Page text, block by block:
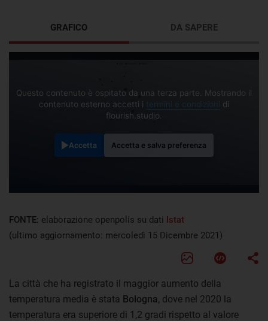
GRAFICO
Questo contenuto è ospitato da una terza parte. Mostrando il
contenuto esterno accetti i termini e condizioni di
flourish.studio.
Accetta Accetta e salva preferenza
DA SAPERE
FONTE: elaborazione openpolis su dati Istat
(ultimo aggiornamento: mercoledì 15 Dicembre 2021)
La città che ha registrato il maggior aumento della
temperatura media è stata Bologna, dove nel 2020 la
temperatura era superiore di 1,2 gradi rispetto al valore